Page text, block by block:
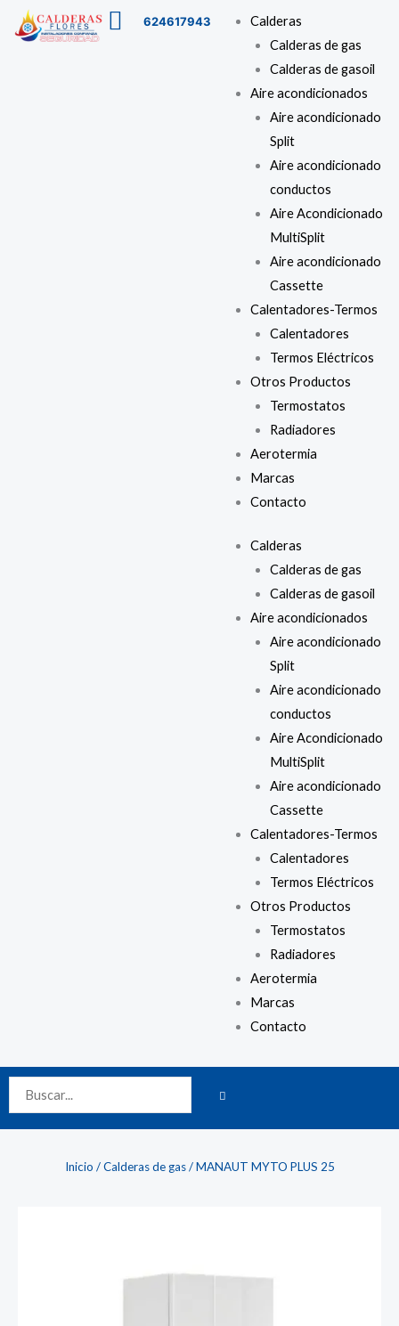
624617943
Calderas
Calderas de gas
Calderas de gasoil
Aire acondicionados
Aire acondicionado
Split
Aire acondicionado
conductos
Aire Acondicionado
MultiSplit
Aire acondicionado
Cassette
Calentadores-Termos
Calentadores
Termos Eléctricos
Otros Productos
Termostatos
Radiadores
Aerotermia
Marcas
Contacto
Menú
Calderas
Calderas de gas
Calderas de gasoil
Aire acondicionados
Aire acondicionado
Split
Aire acondicionado
conductos
Aire Acondicionado
MultiSplit
Aire acondicionado
Cassette
Calentadores-Termos
Calentadores
Termos Eléctricos
Otros Productos
Termostatos
Radiadores
Aerotermia
Marcas
Contacto
Buscar
Inicio /Calderas de gas/ MANAUT MYTO PLUS 25
Buscar
…